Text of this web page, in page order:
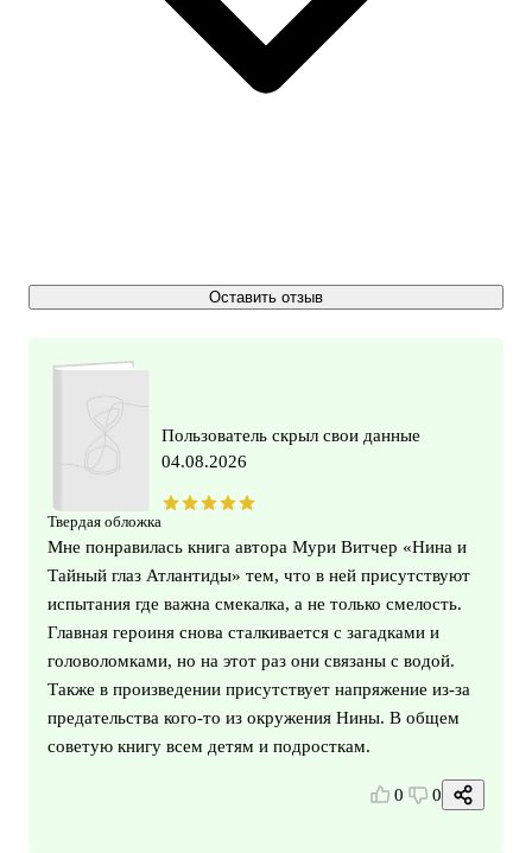
Оставить отзыв
Твердая обложка
Пользователь скрыл свои данные
04.08.2026
Мне понравилась книга автора Мури Витчер «Нина и
Тайный глаз Атлантиды» тем, что в ней присутствуют
испытания где важна смекалка, а не только смелость.
Главная героиня снова сталкивается с загадками и
головоломками, но на этот раз они связаны с водой.
Также в произведении присутствует напряжение из-за
предательства кого-то из окружения Нины. В общем
советую книгу всем детям и подросткам.
0 0